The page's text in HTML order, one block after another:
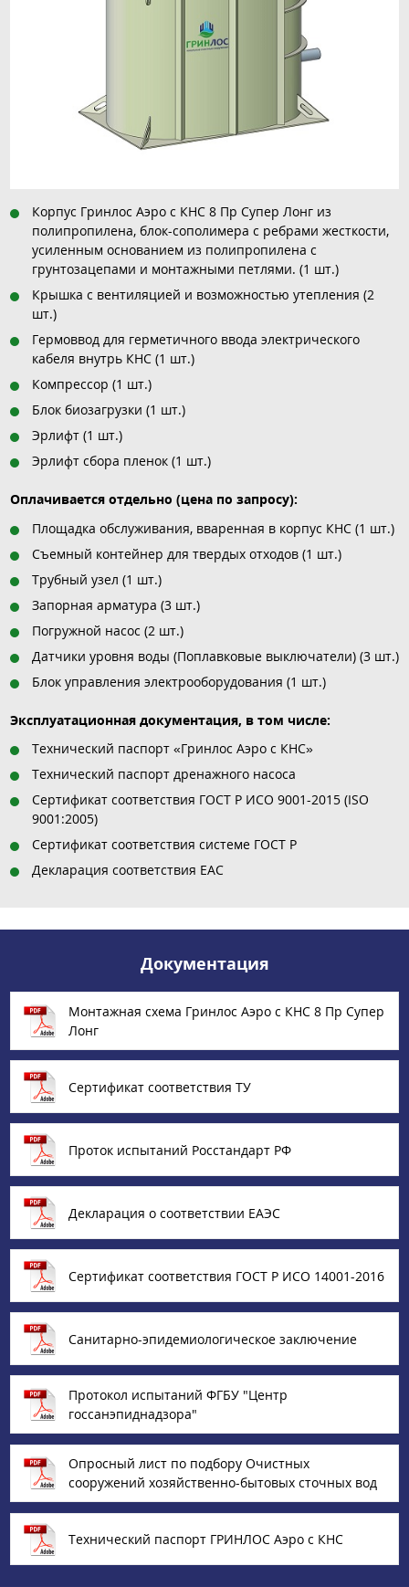
Корпус Гринлос Аэро с КНС 8 Пр Супер Лонг из
полипропилена, блок-сополимера с ребрами жесткости,
усиленным основанием из полипропилена с
грунтозацепами и монтажными петлями. (1 шт.)
Крышка с вентиляцией и возможностью утепления (2
шт.)
Гермоввод для герметичного ввода электрического
кабеля внутрь КНС (1 шт.)
Компрессор (1 шт.)
Блок биозагрузки (1 шт.)
Эрлифт (1 шт.)
Эрлифт сбора пленок (1 шт.)
Оплачивается отдельно (цена по запросу):
Площадка обслуживания, вваренная в корпус КНС (1 шт.)
Съемный контейнер для твердых отходов (1 шт.)
Трубный узел (1 шт.)
Запорная арматура (3 шт.)
Погружной насос (2 шт.)
Датчики уровня воды (Поплавковые выключатели) (3 шт.)
Блок управления электрооборудования (1 шт.)
Эксплуатационная документация, в том числе:
Технический паспорт «Гринлос Аэро с КНС»
Технический паспорт дренажного насоса
Сертификат соответствия ГОСТ Р ИСО 9001-2015 (ISO
9001:2005)
Сертификат соответствия системе ГОСТ Р
Декларация соответствия EAC
Документация
Монтажная схема Гринлос Аэро с КНС 8 Пр Супер
Лонг
Сертификат соответствия ТУ
Проток испытаний Росстандарт РФ
Декларация о соответствии ЕАЭС
Сертификат соответствия ГОСТ Р ИСО 14001-2016
Санитарно-эпидемиологическое заключение
Протокол испытаний ФГБУ "Центр
госсанэпиднадзора"
Опросный лист по подбору Очистных
сооружений хозяйственно-бытовых сточных вод
Технический паспорт ГРИНЛОС Аэро с КНС